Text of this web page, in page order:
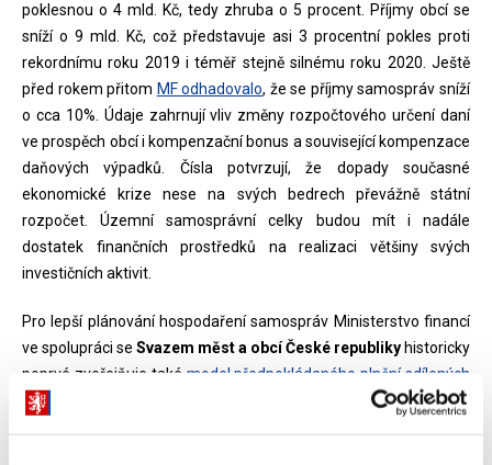
poklesnou o 4 mld. Kč, tedy zhruba o 5 procent. Příjmy obcí se
sníží o 9 mld. Kč, což představuje asi 3 procentní pokles proti
rekordnímu roku 2019 i téměř stejně silnému roku 2020. Ještě
před rokem přitom MF odhadovalo, že se příjmy samospráv sníží
o cca 10%. Údaje zahrnují vliv změny rozpočtového určení daní
ve prospěch obcí i kompenzační bonus a související kompenzace
daňových výpadků. Čísla potvrzují, že dopady současné
ekonomické krize nese na svých bedrech převážně státní
rozpočet. Územní samosprávní celky budou mít i nadále
dostatek finančních prostředků na realizaci většiny svých
investičních aktivit.
Pro lepší plánování hospodaření samospráv Ministerstvo financí
ve spolupráci se Svazem měst a obcí České republiky historicky
poprvé zveřejňuje také model předpokládaného plnění sdílených
daňových příjmů v průběhu roku 2021 dle jednotlivých čtvrtletí a